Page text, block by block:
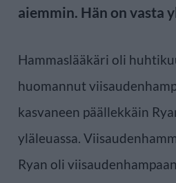
aiemmin. Hän on vasta
Hammaslääkäri oli
huomannut
kasvaneen päällekkäin
yläleuassa.
Ryan oli